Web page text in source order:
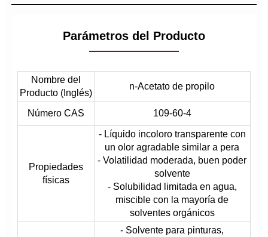
Parámetros del Producto
Nombre del
Producto (Inglés)
n-Acetato de propilo
Número CAS 109-60-4
Propiedades
físicas
- Líquido incoloro transparente con
un olor agradable similar a pera
- Volatilidad moderada, buen poder
solvente
- Solubilidad limitada en agua,
miscible con la mayoría de
solventes orgánicos
- Solvente para pinturas,